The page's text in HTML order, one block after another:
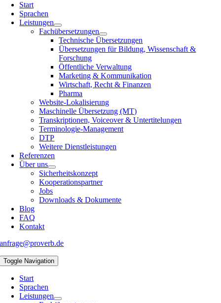
Start
Sprachen
Leistungen
Fachübersetzungen
Technische Übersetzungen
Übersetzungen für Bildung, Wissenschaft &
Forschung
Öffentliche Verwaltung
Marketing & Kommunikation
Wirtschaft, Recht & Finanzen
Pharma
Website-Lokalisierung
Maschinelle Übersetzung (MT)
Transkriptionen, Voiceover & Untertitelungen
Terminologie-Management
DTP
Weitere Dienstleistungen
Referenzen
Über uns
Sicherheitskonzept
Kooperationspartner
Jobs
Downloads & Dokumente
Blog
FAQ
Kontakt
anfrage@proverb.de
Toggle Navigation
Start
Sprachen
Leistungen